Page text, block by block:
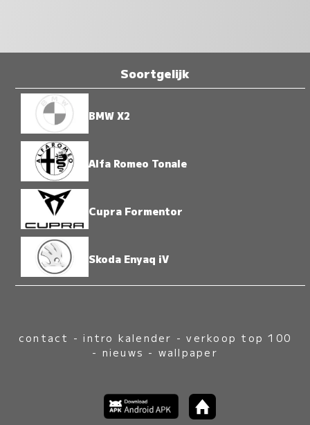
Soortgelijk
BMW X2
Alfa Romeo Tonale
Cupra Formentor
Skoda Enyaq iV
contact -intro kalender -verkoop top 100
- nieuws - wallpaper